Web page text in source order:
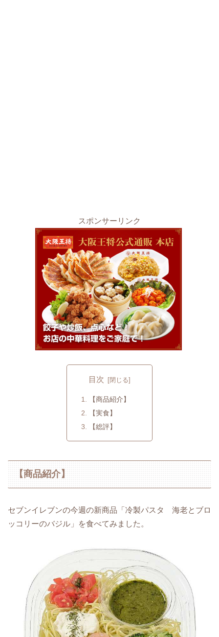
スポンサーリンク
目次
【商品紹介】
【実食】
【総評】
【商品紹介】
セブンイレブンの今週の新商品「冷製パスタ 海老とブロ
ッコリーのバジル」を食べてみました。